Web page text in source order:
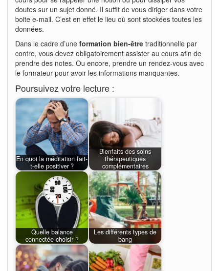
doutes sur un sujet donné. Il suffit de vous diriger dans votre
boite e-mail. C’est en effet le lieu où sont stockées toutes les
données.
Dans le cadre d’une formation bien-être traditionnelle par
contre, vous devez obligatoirement assister au cours afin de
prendre des notes. Ou encore, prendre un rendez-vous avec
le formateur pour avoir les informations manquantes.
Poursuivez votre lecture :
En quoi la méditation fait-
t-elle positiver ?
Bienfaits des soins
thérapeutiques
complémentaires
Quelle balance
connectée choisir ?
Les différents types de
bang